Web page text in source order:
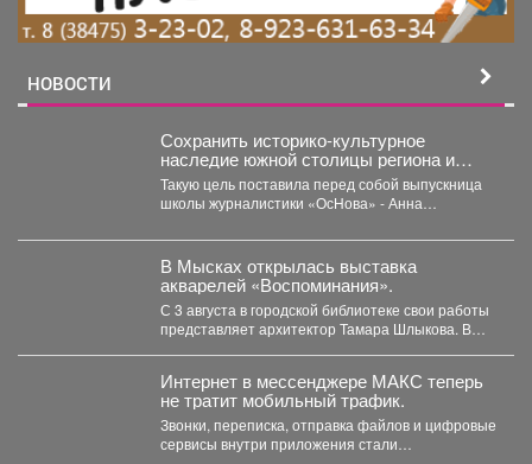
НОВОСТИ
Сохранить историко-культурное
наследие южной столицы региона и
создать доступную среду.
Такую цель поставила перед собой выпускница
школы журналистики «ОсНова» - Анна
В Мысках открылась выставка
акварелей «Воспоминания».
С 3 августа в городской библиотеке свои работы
представляет архитектор Тамара Шлыкова. В
Интернет в мессенджере МАКС теперь
не тратит мобильный трафик.
Звонки, переписка, отправка файлов и цифровые
сервисы внутри приложения стали